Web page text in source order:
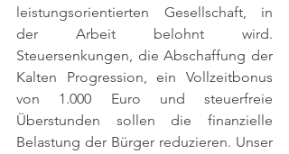
leistungsorientierten Gesellschaft, in
der Arbeit belohnt wird.
Steuersenkungen, die Abschaffung der
Kalten Progression, ein Vollzeitbonus
von 1.000 Euro und steuerfreie
Überstunden sollen die finanzielle
Belastung der Bürger reduzieren. Unser